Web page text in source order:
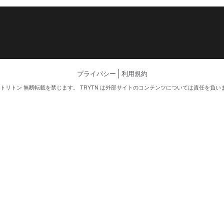
プライバシー 利用規約
リトン 無断転載を禁じます。 TRYTN は外部サイトのコンテンツについては責任を負い